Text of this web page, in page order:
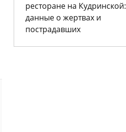
ресторане на Кудринской:
данные о жертвах и
пострадавших